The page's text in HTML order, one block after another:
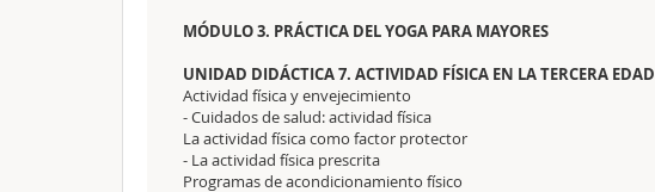
MÓDULO 3. PRÁCTICA DEL YOGA PARA MAYORES
UNIDAD DIDÁCTICA 7. ACTIVIDAD FÍSICA EN LA TERCERA EDAD
Actividad física y envejecimiento
- Cuidados de salud: actividad física
La actividad física como factor protector
- La actividad física prescrita
Programas de acondicionamiento físico